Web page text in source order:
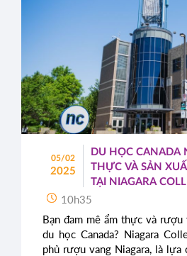
05/02
2025
DU HỌC CANADA
THỰC VÀ SẢN
TẠI NIAGARA
10h35
Bạn đam mê ẩm thực và
du học Canada? Niagara
phủ rượu vang Niagara, là lựa